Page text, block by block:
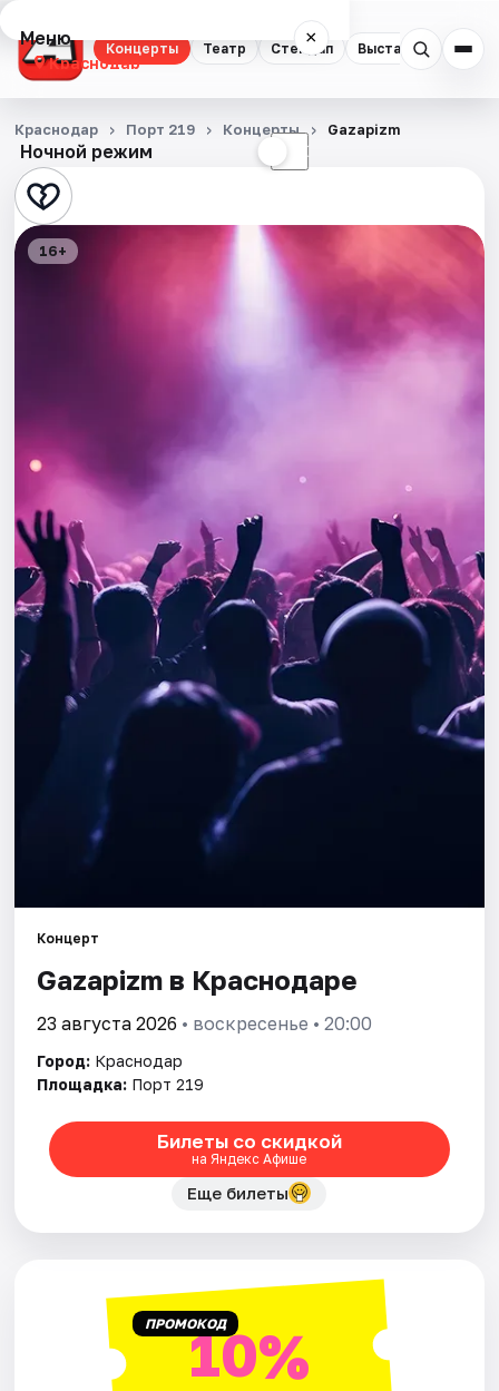
Концерты Театр Стендап Выставки
Меню ×
Краснодар
Концерты
Театр
Стендап
События
Города
Площадки
Артисты
Рейтинги
Ночной режим ☾
Краснодар Порт 219 Концерты Gazapizm
16+
Концерт
Gazapizm в Краснодаре
23 августа 2026 • воскресенье • 20:00
Город: Краснодар
Площадка: Порт 219
Билеты со скидкой
на Яндекс Афише
Еще билеты
ПРОМОКОД10%